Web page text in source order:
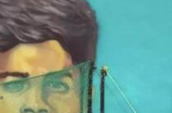
పోస్టు..
11:02 am